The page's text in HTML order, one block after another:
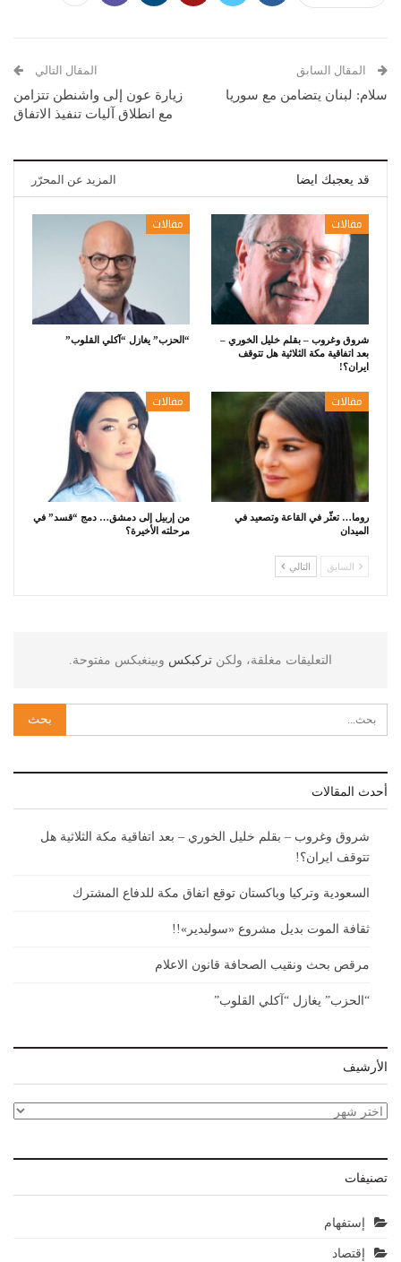
المقال السابق
سلام: لبنان يتضامن مع سوريا
المقال التالي
زيارة عون إلى واشنطن تتزامن
مع انطلاق آليات تنفيذ الاتفاق
قد يعجبك ايضا المزيد عن المحرّر
مقالات
شروق وغروب – بقلم خليل الخوري –
بعد اتفاقية مكة الثلاثية هل تتوقف
ايران؟!
مقالات
“الحزب” يغازل “آكلي القلوب”
مقالات
روما… تعثّر في القاعة وتصعيد في
الميدان
مقالات
من إربيل إلى دمشق… دمج “قسد” في
مرحلته الأخيرة؟
السابق التالي
التعليقات مغلقة، ولكن تركبكس وبينغبكس مفتوحة.
أحدث المقالات
شروق وغروب – بقلم خليل الخوري – بعد اتفاقية مكة الثلاثية هل
تتوقف ايران؟!
السعودية وتركيا وباكستان توقع اتفاق مكة للدفاع المشترك
ثقافة الموت بديل مشروع «سوليدير»!!
مرقص بحث ونقيب الصحافة قانون الاعلام
“الحزب” يغازل “آكلي القلوب”
الأرشيف
الأرشيف
تصنيفات
إستفهام
إقتصاد